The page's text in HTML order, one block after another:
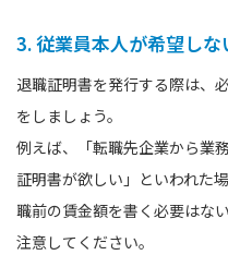
3. 従業員本人が希望し
退職証明書を発行する際は、
をしましょう。
例えば、「転職先企業から業
証明書が欲しい」といわれた
職前の賃金額を書く必要はな
注意してください。